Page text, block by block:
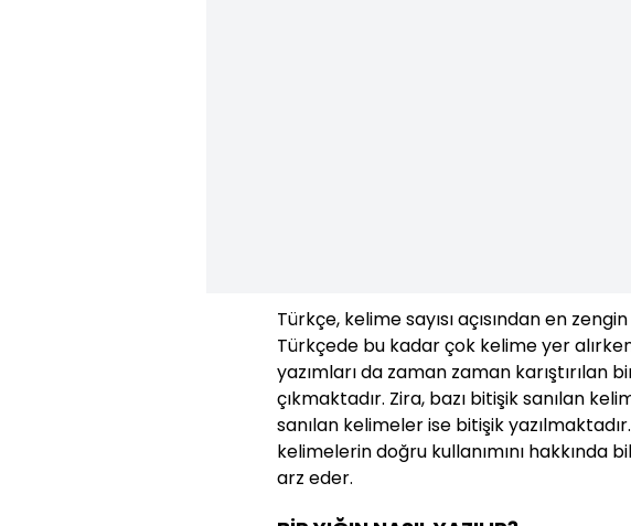
Türkçe, kelime sayısı açısından en
Türkçede bu kadar çok kelime yer
yazımları da zaman zaman karıştırılan
çıkmaktadır. Zira, bazı bitişik sanılan
sanılan kelimeler ise bitişik
kelimelerin doğru kullanımını hakkında
arz eder.